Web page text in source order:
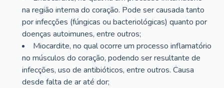
na região interna do coração. Pode ser causada tanto
por infecções (fúngicas ou bacteriológicas) quanto por
doenças autoimunes, entre outros;
Miocardite, no qual ocorre um processo inflamatório
no músculos do coração, podendo ser resultante de
infecções, uso de antibióticos, entre outros. Causa
desde falta de ar até dor;